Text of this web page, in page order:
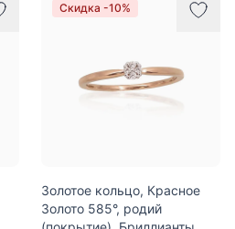
Скидка -10%
Золотое кольцо, Красное
Золото 585°, родий